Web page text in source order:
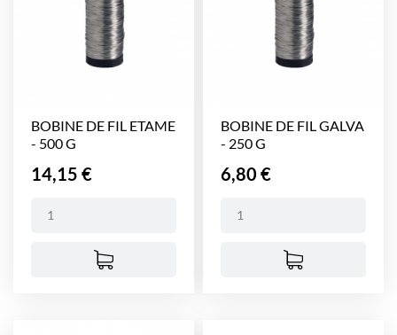
BOBINE DE FIL ETAME
- 500 G
Prix
14,15 €
BOBINE DE FIL GALVA
- 250 G
Prix
6,80 €